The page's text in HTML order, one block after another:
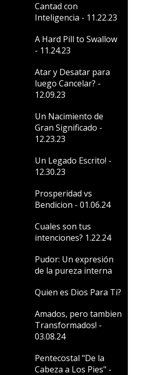
Cantad con
Inteligencia - 11.22.23
A Hard Pill to Swallow
- 11.24.23
Atar y Desatar para
luego Cancelar? -
12.09.23
Un Nacimiento de
Gran Significado -
12.23.23
Un Legado Escrito! -
12.30.23
Prosperidad vs
Bendicion - 01.06.24
Cuales son tus
intenciones? 1.22.24
Pudor: Un expresión
de la pureza interna
Quien es Dios Para Ti?
Amados, pero tambien
Transformados! -
03.08.24
Pentecostal "De la
Cabeza a Los Pies" -